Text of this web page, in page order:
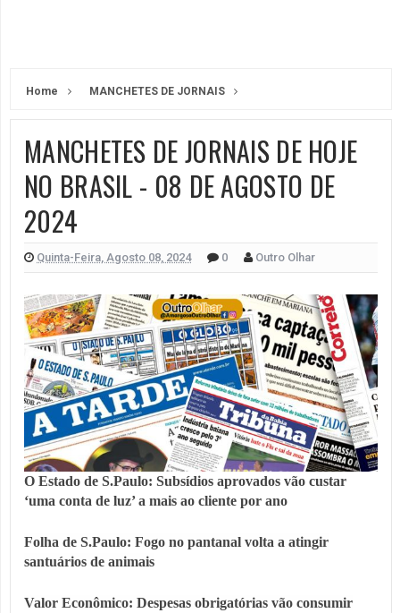
Home MANCHETES DE JORNAIS
MANCHETES DE JORNAIS DE HOJE
NO BRASIL - 08 DE AGOSTO DE
2024
Quinta-Feira, Agosto 08, 2024 0 Outro Olhar
O Estado de S.Paulo: Subsídios aprovados vão custar
‘uma conta de luz’ a mais ao cliente por ano
Folha de S.Paulo: Fogo no pantanal volta a atingir
santuários de animais
Valor Econômico: Despesas obrigatórias vão consumir